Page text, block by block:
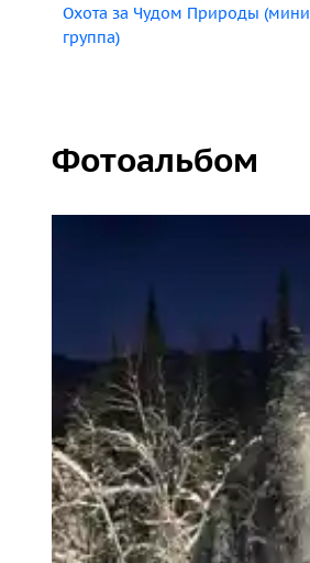
Охота за Чудом Природы (мини
группа)
Фотоальбом